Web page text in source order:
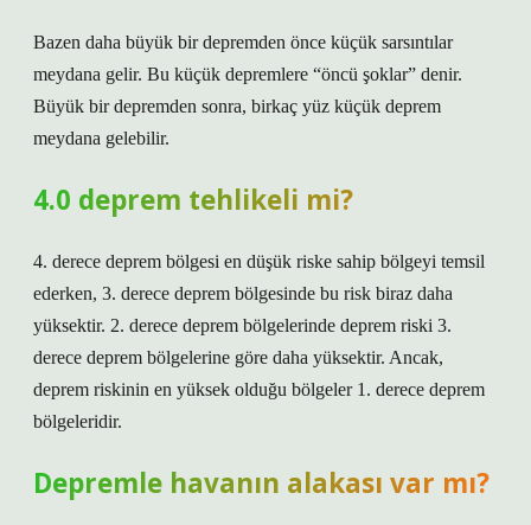
Bazen daha büyük bir depremden önce küçük sarsıntılar
meydana gelir. Bu küçük depremlere “öncü şoklar” denir.
Büyük bir depremden sonra, birkaç yüz küçük deprem
meydana gelebilir.
4.0 deprem tehlikeli mi?
4. derece deprem bölgesi en düşük riske sahip bölgeyi temsil
ederken, 3. derece deprem bölgesinde bu risk biraz daha
yüksektir. 2. derece deprem bölgelerinde deprem riski 3.
derece deprem bölgelerine göre daha yüksektir. Ancak,
deprem riskinin en yüksek olduğu bölgeler 1. derece deprem
bölgeleridir.
Depremle havanın alakası var mı?